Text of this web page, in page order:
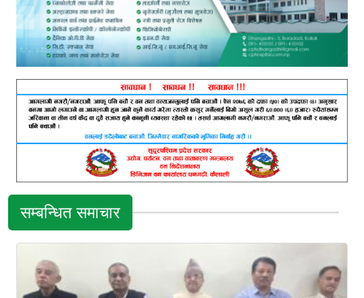
सम्बन्धित समाचार